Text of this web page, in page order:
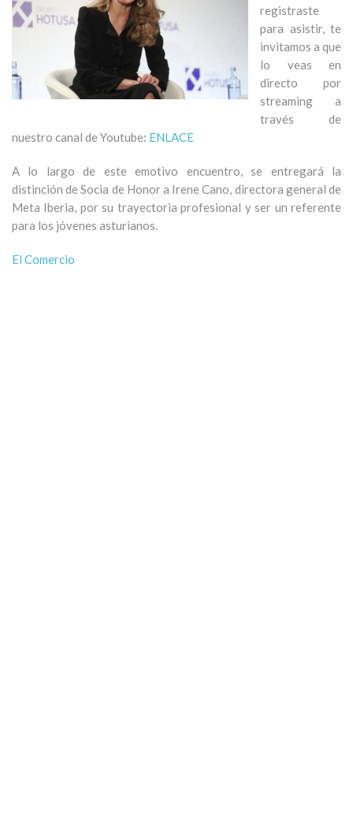
registraste
para asistir, te
invitamos a que
lo veas en
directo por
streaming a
través de
nuestro canal de Youtube: ENLACE
A lo largo de este emotivo encuentro, se entregará la
distinción de Socia de Honor a Irene Cano, directora general de
Meta Iberia, por su trayectoria profesional y ser un referente
para los jóvenes asturianos.
El Comercio